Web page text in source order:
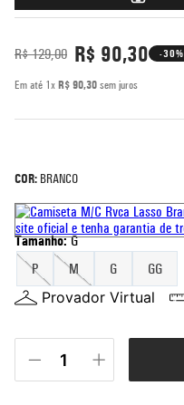
R$ 129,00 R$ 90,30
Em até 1x R$ 90,30 sem juros
-30%
COR: BRANCO
Tamanho: G
P
M G GG
Provador Virtual
6º
rash guard
7º
mochila
8º
moletom
10º jaqueta